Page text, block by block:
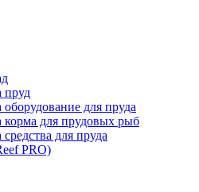
пруд
оборудование для пруда
корма для прудовых рыб
средства для пруда
PRO)